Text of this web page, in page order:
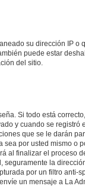
su dirección IP o
puede estar
del sitio.
Si todo está
y cuando se
que se le darán
por usted mismo o
al finalizar el proceso
la
por un filtro anti-
un mensaje a La